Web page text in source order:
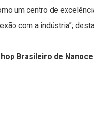
um centro de
com a indústria”;
Brasileiro de